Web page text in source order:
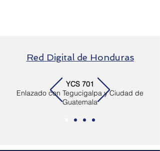
Red Digital de Honduras
YCS 701
Enlazado con Tegucigalpa y Ciudad de
Guatemala